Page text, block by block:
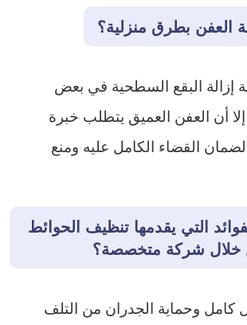
العفن بطرق منزلية؟
إزالة البقع السطحية في بعض
إلا أن العفن العميق يتطلب خبرة
القضاء الكامل عليه ومنع
التي يقدمها تنظيف الحوائط
خلال شركة متخصصة؟
كامل وحماية الجدران من التلف